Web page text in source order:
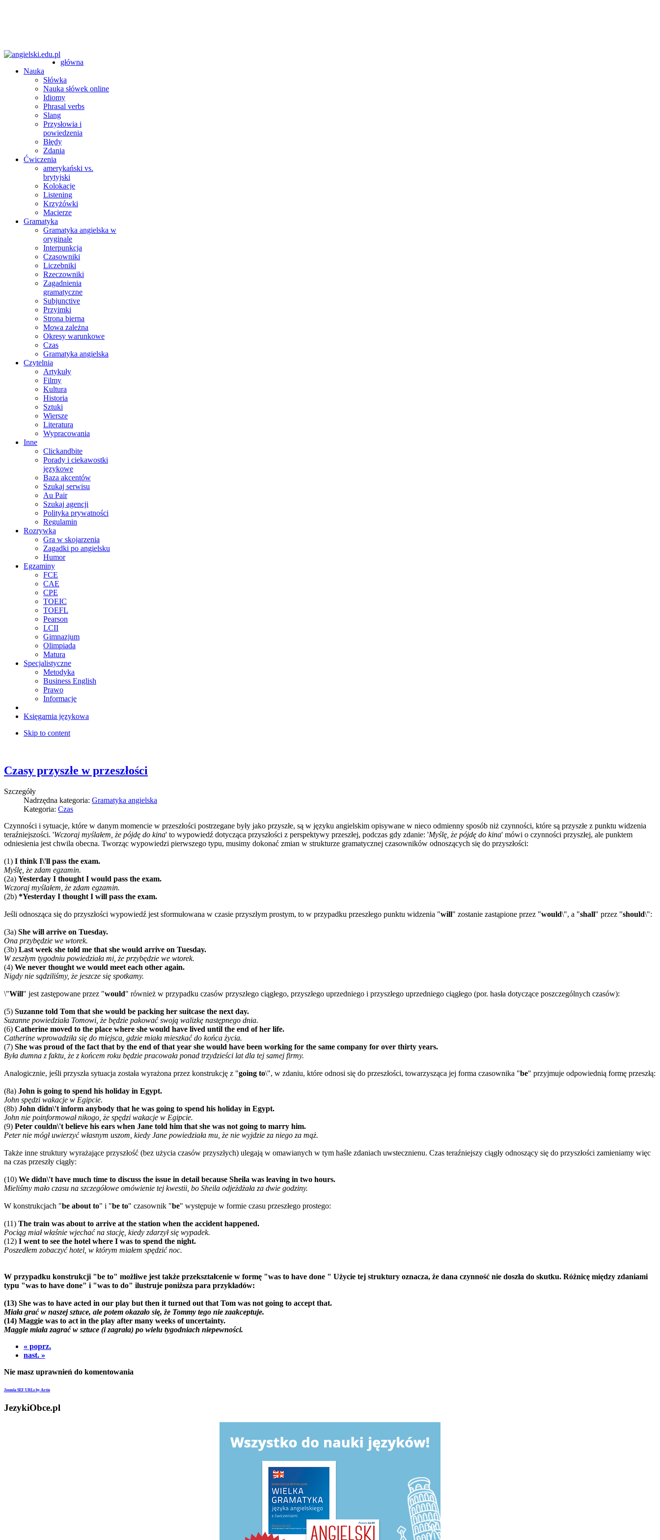
główna
Nauka
Słówka
Nauka słówek online
Idiomy
Phrasal verbs
Slang
Przysłowia i
powiedzenia
Błędy
Zdania
Ćwiczenia
amerykański vs.
brytyjski
Kolokacje
Listening
Krzyżówki
Macierze
Gramatyka
Gramatyka angielska w
oryginale
Interpunkcja
Czasowniki
Liczebniki
Rzeczowniki
Zagadnienia
gramatyczne
Subjunctive
Przyimki
Strona bierna
Mowa zależna
Okresy warunkowe
Czas
Gramatyka angielska
Czytelnia
Artykuły
Filmy
Kultura
Historia
Sztuki
Wiersze
Literatura
Wypracowania
Inne
Clickandbite
Porady i ciekawostki
językowe
Baza akcentów
Szukaj serwisu
Au Pair
Szukaj agencji
Polityka prywatności
Regulamin
Rozrywka
Gra w skojarzenia
Zagadki po angielsku
Humor
Egzaminy
FCE
CAE
CPE
TOEIC
TOEFL
Pearson
LCII
Gimnazjum
Olimpiada
Matura
Specjalistyczne
Metodyka
Business English
Prawo
Informacje
Księgarnia językowa
Skip to content
Czasy przyszłe w przeszłości
Szczegóły
Nadrzędna kategoria: Gramatyka angielska
Kategoria: Czas
Czynności i sytuacje, które w danym momencie w przeszłości postrzegane były jako przyszłe, są w języku angielskim opisywane w nieco odmienny sposób niż czynności, które są przyszłe z punktu widzenia
teraźniejszości. 'Wczoraj myślałem, że pójdę do kina' to wypowiedź dotycząca przyszłości z perspektywy przeszłej, podczas gdy zdanie: 'Myślę, że pójdę do kina' mówi o czynności przyszłej, ale punktem
odniesienia jest chwila obecna. Tworząc wypowiedzi pierwszego typu, musimy dokonać zmian w strukturze gramatycznej czasowników odnoszących się do przyszłości:
(1) I think I\'ll pass the exam.
Myślę, że zdam egzamin.
(2a) Yesterday I thought I would pass the exam.
Wczoraj myślałem, że zdam egzamin.
(2b) *Yesterday I thought I will pass the exam.
Jeśli odnosząca się do przyszłości wypowiedź jest sformułowana w czasie przyszłym prostym, to w przypadku przeszłego punktu widzenia "will" zostanie zastąpione przez "would\", a "shall" przez "should\":
(3a) She will arrive on Tuesday.
Ona przybędzie we wtorek.
(3b) Last week she told me that she would arrive on Tuesday.
W zeszłym tygodniu powiedziała mi, że przybędzie we wtorek.
(4) We never thought we would meet each other again.
Nigdy nie sądziliśmy, że jeszcze się spotkamy.
\"Will" jest zastępowane przez "would" również w przypadku czasów przyszłego ciągłego, przyszłego uprzedniego i przyszłego uprzedniego ciągłego (por. hasła dotyczące poszczególnych czasów):
(5) Suzanne told Tom that she would be packing her suitcase the next day.
Suzanne powiedziała Tomowi, że będzie pakować swoją walizkę następnego dnia.
(6) Catherine moved to the place where she would have lived until the end of her life.
Catherine wprowadziła się do miejsca, gdzie miała mieszkać do końca życia.
(7) She was proud of the fact that by the end of that year she would have been working for the same company for over thirty years.
Była dumna z faktu, że z końcem roku będzie pracowała ponad trzydzieści lat dla tej samej firmy.
Analogicznie, jeśli przyszła sytuacja została wyrażona przez konstrukcję z "going to\", w zdaniu, które odnosi się do przeszłości, towarzysząca jej forma czasownika "be" przyjmuje odpowiednią formę przeszłą:
(8a) John is going to spend his holiday in Egypt.
John spędzi wakacje w Egipcie.
(8b) John didn\'t inform anybody that he was going to spend his holiday in Egypt.
John nie poinformował nikogo, że spędzi wakacje w Egipcie.
(9) Peter couldn\'t believe his ears when Jane told him that she was not going to marry him.
Peter nie mógł uwierzyć własnym uszom, kiedy Jane powiedziała mu, że nie wyjdzie za niego za mąż.
Także inne struktury wyrażające przyszłość (bez użycia czasów przyszłych) ulegają w omawianych w tym haśle zdaniach uwstecznienu. Czas teraźniejszy ciągły odnoszący się do przyszłości zamieniamy więc
na czas przeszły ciągły:
(10) We didn\'t have much time to discuss the issue in detail because Sheila was leaving in two hours.
Mieliśmy mało czasu na szczegółowe omówienie tej kwestii, bo Sheila odjeżdżała za dwie godziny.
W konstrukcjach "be about to" i "be to" czasownik "be" występuje w formie czasu przeszłego prostego:
(11) The train was about to arrive at the station when the accident happened.
Pociąg miał właśnie wjechać na stację, kiedy zdarzył się wypadek.
(12) I went to see the hotel where I was to spend the night.
Poszedłem zobaczyć hotel, w którym miałem spędzić noc.
W przypadku konstrukcji "be to" możliwe jest także przekształcenie w formę "was to have done " Użycie tej struktury oznacza, że dana czynność nie doszła do skutku. Różnicę między zdaniami
typu "was to have done" i "was to do" ilustruje poniższa para przykładów:
(13) She was to have acted in our play but then it turned out that Tom was not going to accept that.
Miała grać w naszej sztuce, ale potem okazało się, że Tommy tego nie zaakceptuje.
(14) Maggie was to act in the play after many weeks of uncertainty.
Maggie miała zagrać w sztuce (i zagrała) po wielu tygodniach niepewności.
« poprz.
nast. »
Nie masz uprawnień do komentowania
Joomla SEF URLs by Artio
JezykiObce.pl